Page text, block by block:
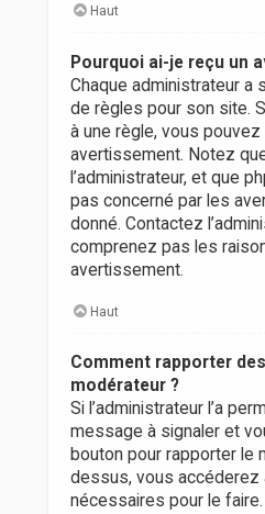
Haut
Pourquoi ai-je reçu un
Chaque administrateur a
de règles pour son site.
à une règle, vous pouvez
avertissement. Notez
l’administrateur, et que
pas concerné par les
donné. Contactez
comprenez pas les
avertissement.
Haut
Comment rapporter
modérateur ?
Si l’administrateur l’a
message à signaler et
bouton pour rapporter le
dessus, vous accéderez
nécessaires pour le faire.